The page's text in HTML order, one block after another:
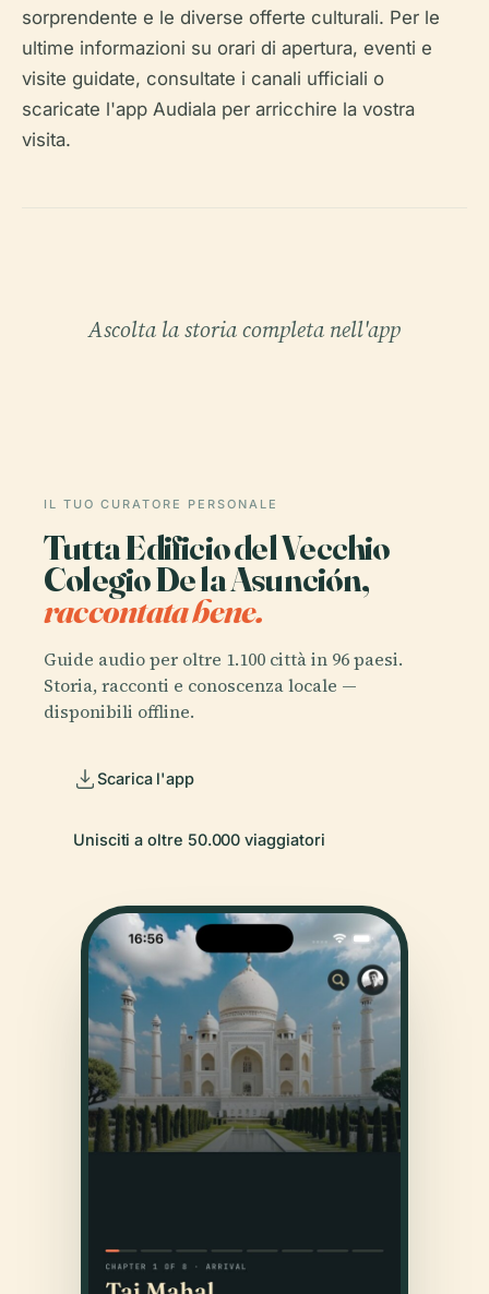
sorprendente e le diverse offerte culturali. Per le
ultime informazioni su orari di apertura, eventi e
visite guidate, consultate i canali ufficiali o
scaricate l'app Audiala per arricchire la vostra
visita.
Ascolta la storia completa nell'app
IL TUO CURATORE PERSONALE
Tutta Edificio del Vecchio
Colegio De la Asunción,
raccontata bene.
Guide audio per oltre 1.100 città in 96 paesi.
Storia, racconti e conoscenza locale —
disponibili offline.
Scarica l'app
Unisciti a oltre 50.000 viaggiatori